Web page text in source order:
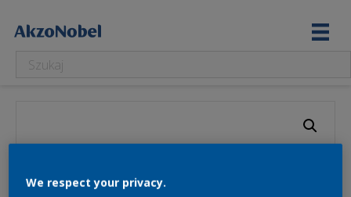
We respect your privacy.